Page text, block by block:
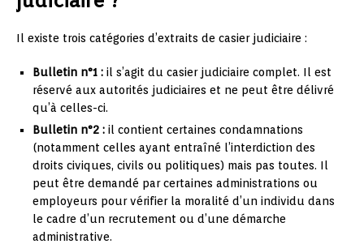
Il existe trois catégories d’extraits de casier judiciaire :
Bulletin n°1 : il s’agit du casier judiciaire complet. Il est
réservé aux autorités judiciaires et ne peut être délivré
qu’à celles-ci.
Bulletin n°2 : il contient certaines condamnations
(notamment celles ayant entraîné l’interdiction des
droits civiques, civils ou politiques) mais pas toutes. Il
peut être demandé par certaines administrations ou
employeurs pour vérifier la moralité d’un individu dans
le cadre d’un recrutement ou d’une démarche
administrative.